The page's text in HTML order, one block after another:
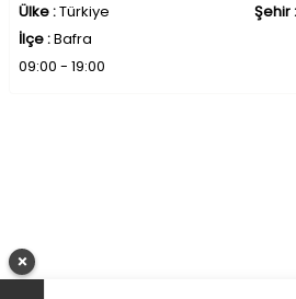
Ülke :Türkiye Şehir :
İlçe :Bafra
09:00 - 19:00
×